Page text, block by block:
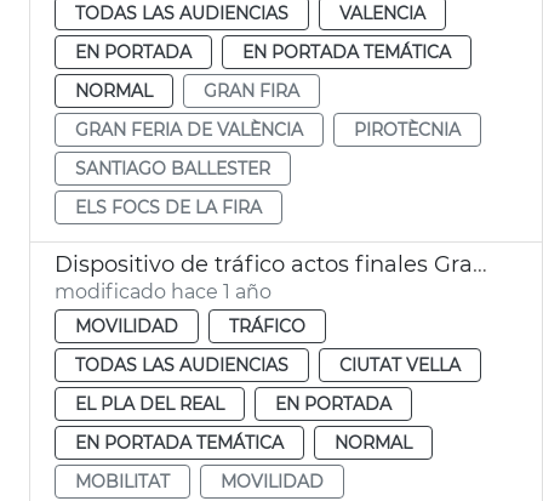
TODAS LAS AUDIENCIAS
VALENCIA
EN PORTADA
EN PORTADA TEMÁTICA
NORMAL
GRAN FIRA
GRAN FERIA DE VALÈNCIA
PIROTÈCNIA
SANTIAGO BALLESTER
ELS FOCS DE LA FIRA
Dispositivo de tráfico actos finales Gran Fira
modificado hace 1 año
MOVILIDAD
TRÁFICO
TODAS LAS AUDIENCIAS
CIUTAT VELLA
EL PLA DEL REAL
EN PORTADA
EN PORTADA TEMÁTICA
NORMAL
MOBILITAT
MOVILIDAD